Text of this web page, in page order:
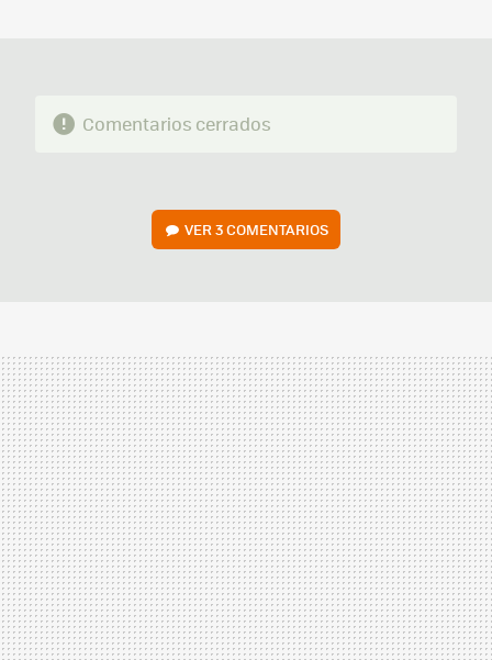
Comentarios cerrados
VER3 COMENTARIOS